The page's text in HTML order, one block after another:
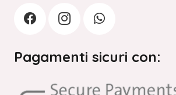
Pagamenti sicuri con: